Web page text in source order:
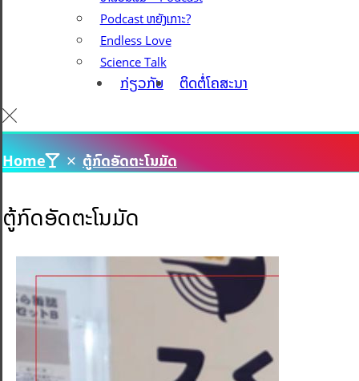
Podcast ຫຍັງເກາະ?
Endless Love
Science Talk
ກ່ຽວກັບ ຕິດຕໍ່ໂຄສະນາ
Home ຕູ້ກົດອັດຕະໂນມັດ
ຕູ້ກົດອັດຕະໂນມັດ